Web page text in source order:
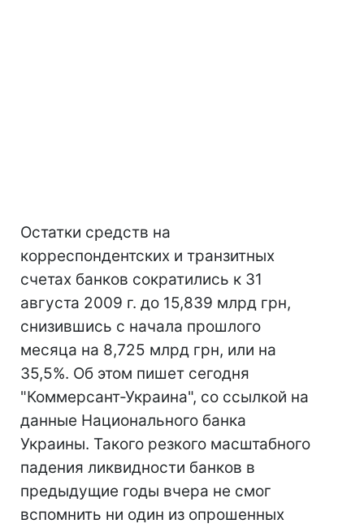
Остатки средств на
корреспондентских и транзитных
счетах банков сократились к 31
августа 2009 г. до 15,839 млрд грн,
снизившись с начала прошлого
месяца на 8,725 млрд грн, или на
35,5%. Об этом пишет сегодня
"Коммерсант-Украина", со ссылкой на
данные Национального банка
Украины. Такого резкого масштабного
падения ликвидности банков в
предыдущие годы вчера не смог
вспомнить ни один из опрошенных